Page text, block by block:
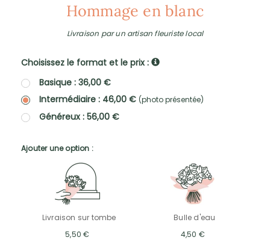
Hommage en blanc
Livraison par un artisan fleuriste local
Choisissez le format et le prix :
Basique : 36,00 €
Intermédiaire : 46,00 € (photo présentée)
Généreux : 56,00 €
Ajouter une option :
Livraison sur tombe
5,50 €
Bulle d'eau
4,50 €